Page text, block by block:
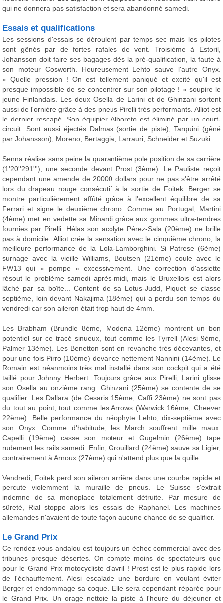
qui ne donnera pas satisfaction et sera abandonné samedi.
Essais et qualifications
Les sessions d'essais se déroulent par temps sec mais les pilotes
sont gênés par de fortes rafales de vent. Troisième à Estoril,
Johansson doit faire ses bagages dès la pré-qualification, la faute à
son moteur Cosworth. Heureusement Lehto sauve l'autre Onyx.
« Quelle pression ! On est tellement paniqué et excité qu'il est
presque impossible de se concentrer sur son pilotage ! » soupire le
jeune Finlandais. Les deux Osella de Larini et de Ghinzani sortent
aussi de l'ornière grâce à des pneus Pirelli très performants. Alliot est
le dernier rescapé. Son équipier Alboreto est éliminé par un court-
circuit. Sont aussi éjectés Dalmas (sortie de piste), Tarquini (gêné
par Johansson), Moreno, Bertaggia, Larrauri, Schneider et Suzuki.
Senna réalise sans peine la quarantième pole position de sa carrière
(1'20''291'''), une seconde devant Prost (3ème). Le Pauliste reçoit
cependant une amende de 20000 dollars pour ne pas s'être arrêté
lors du drapeau rouge consécutif à la sortie de Foitek. Berger se
montre particulièrement affûté grâce à l'excellent équilibre de sa
Ferrari et signe le deuxième chrono. Comme au Portugal, Martini
(4ème) met en vedette sa Minardi grâce aux gommes ultra-tendres
fournies par Pirelli. Hélas son acolyte Pérez-Sala (20ème) ne brille
pas à domicile. Alliot crée la sensation avec le cinquième chrono, la
meilleure performance de la Lola-Lamborghini. Si Patrese (6ème)
surnage avec la vieille Williams, Boutsen (21ème) coule avec le
FW13 qui « pompe » excessivement. Une correction d'assiette
résout le problème samedi après-midi, mais le Bruxellois est alors
lâché par sa boîte... Content de sa Lotus-Judd, Piquet se classe
septième, loin devant Nakajima (18ème) qui a perdu son temps du
vendredi car son aileron était trop haut de 4mm.
Les Brabham (Brundle 8ème, Modena 12ème) montrent un bon
potentiel sur ce tracé sinueux, tout comme les Tyrrell (Alesi 9ème,
Palmer 13ème). Les Benetton sont en revanche très décevantes, et
pour une fois Pirro (10ème) devance nettement Nannini (14ème). Le
Romain est néanmoins très mal installé dans son cockpit qui a été
taillé pour Johnny Herbert. Toujours grâce aux Pirelli, Larini glisse
son Osella au onzième rang. Ghinzani (25ème) se contente de se
qualifier. Les Dallara (de Cesaris 15ème, Caffi 23ème) ne sont pas
du tout au point, tout comme les Arrows (Warwick 16ème, Cheever
22ème). Belle performance du néophyte Lehto, dix-septième avec
son Onyx. Comme d'habitude, les March souffrent mille maux.
Capelli (19ème) casse son moteur et Gugelmin (26ème) tape
rudement les rails samedi. Enfin, Grouillard (24ème) sauve sa Ligier,
contrairement à Arnoux (27ème) qui n'attend plus que la quille.
Vendredi, Foitek perd son aileron arrière dans une courbe rapide et
percute violemment la muraille de pneus. Le Suisse s'extrait
indemne de sa monoplace totalement détruite. Par mesure de
sûreté, Rial stoppe alors les essais de Raphanel. Les machines
allemandes n'avaient de toute façon aucune chance de se qualifier.
Le Grand Prix
Ce rendez-vous andalou est toujours un échec commercial avec des
tribunes presque désertes. On compte moins de spectateurs que
pour le Grand Prix motocycliste d'avril ! Prost est le plus rapide lors
de l'échauffement. Alesi escalade une bordure en voulant éviter
Berger et endommage sa coque. Elle sera cependant réparée pour
le Grand Prix. Un orage nettoie la piste à l'heure du déjeuner et